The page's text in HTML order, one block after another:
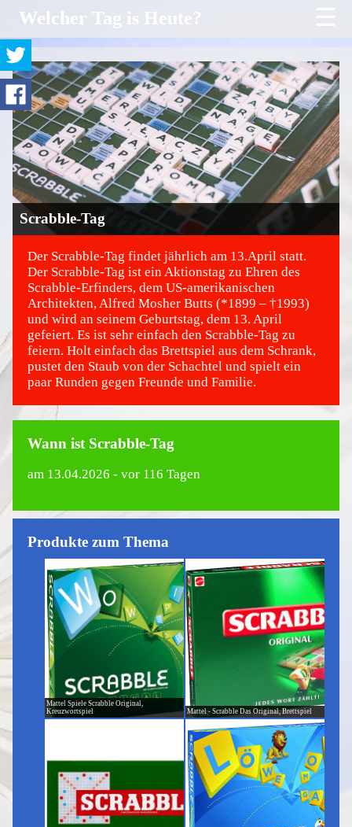
Welcher Tag is Heute? ☰
Scrabble-Tag
©
Der Scrabble-Tag findet jährlich am 13.April statt.
Der Scrabble-Tag ist ein Aktionstag zu Ehren des
Scrabble-Erfinders, dem US-amerikanischen
Architekten, Alfred Mosher Butts (*1899 – †1993)
und wird an seinem Geburtstag, dem 13. April
gefeiert. Es ist sehr einfach den Scrabble-Tag zu
feiern. Holt einfach das Brettspiel aus dem Schrank,
pustet den Staub von der Schachtel und spielt ein
paar Runden gegen Freunde und Familie.
Wann ist Scrabble-Tag
am 13.04.2026 - vor 116 Tagen
Produkte zum Thema
Mattel Spiele Scrabble Original,
Kreuzwortspiel
Mattel - Scrabble Das Original, Brettspiel